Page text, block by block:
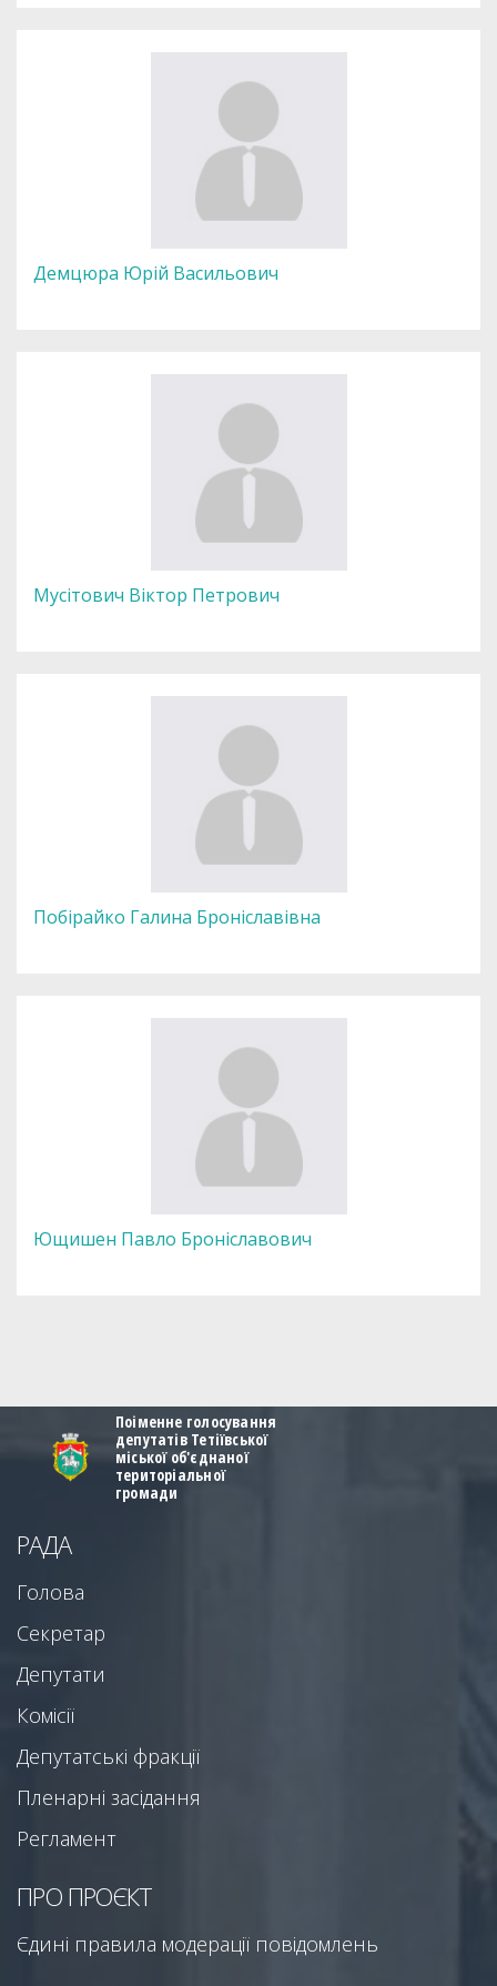
Демцюра Юрій Васильович
Мусітович Віктор Петрович
Побірайко Галина Броніславівна
Ющишен Павло Броніславович
Поіменне голосування
депутатів Тетіївської
міської об'єднаної
територіальної
громади
РАДА
Голова
Секретар
Депутати
Комісії
Депутатські фракції
Пленарні засідання
Регламент
ПРО ПРОЄКТ
Єдині правила модерації повідомлень